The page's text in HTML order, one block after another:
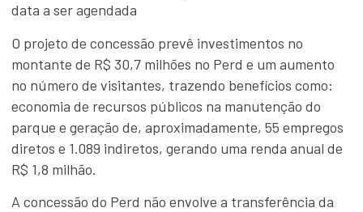
data a ser agendada
O projeto de concessão prevê investimentos no
montante de R$ 30,7 milhões no Perd e um aumento
no número de visitantes, trazendo benefícios como:
economia de recursos públicos na manutenção do
parque e geração de, aproximadamente, 55 empregos
diretos e 1.089 indiretos, gerando uma renda anual de
R$ 1,8 milhão.
A concessão do Perd não envolve a transferência da